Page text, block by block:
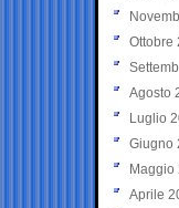
Ottobre
Agosto
Luglio
Giugno
Maggio
Aprile